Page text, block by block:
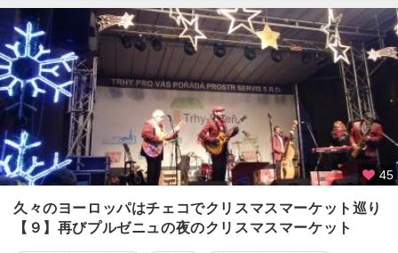
45
久々のヨーロッパはチェコでクリスマスマーケット巡り
【９】再びプルゼニュの夜のクリスマスマーケット